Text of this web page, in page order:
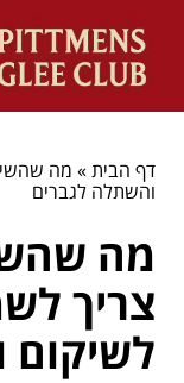
דף הבית» מה
והשתלה לגברים
מה
צריך
לשיקום